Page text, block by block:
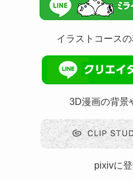
イラストコース
3D漫画の背景
pixivに